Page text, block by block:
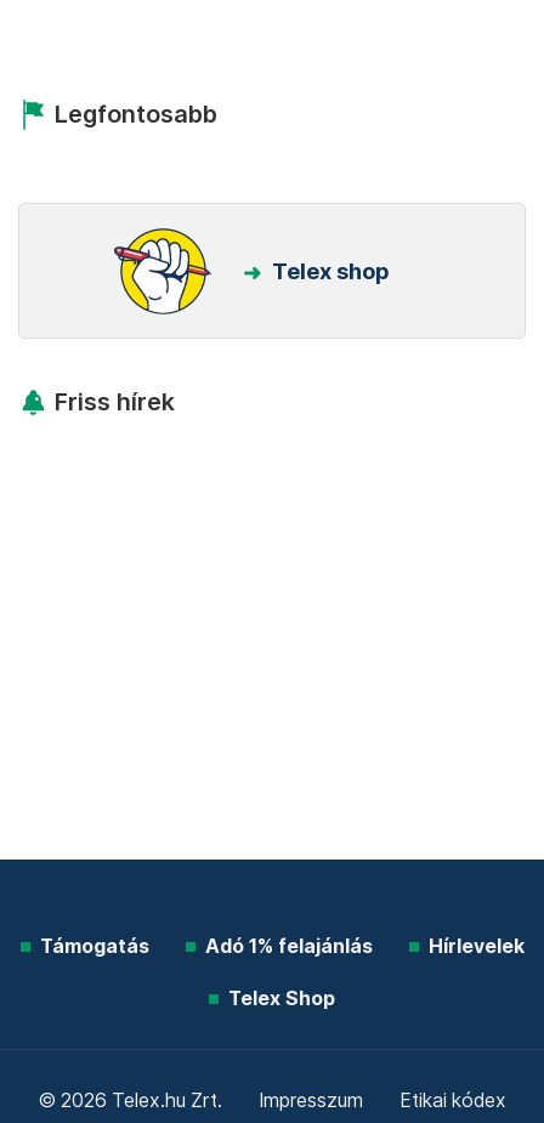
Legfontosabb
Telex shop
Friss hírek
Támogatás Adó 1% felajánlás Hírlevelek
Telex Shop
© 2026 Telex.hu Zrt. Impresszum Etikai kódex